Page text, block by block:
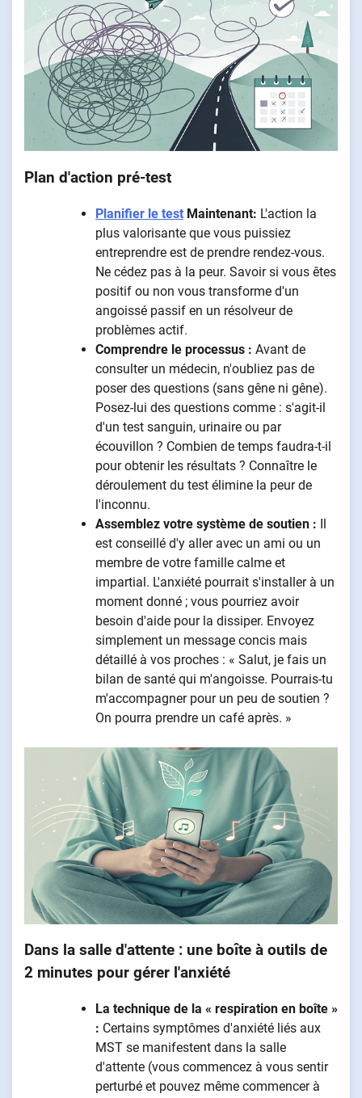
Plan d'action pré-test
Planifier le test Maintenant: L'action la
plus valorisante que vous puissiez
entreprendre est de prendre rendez-vous.
Ne cédez pas à la peur. Savoir si vous êtes
positif ou non vous transforme d'un
angoissé passif en un résolveur de
problèmes actif.
Comprendre le processus : Avant de
consulter un médecin, n'oubliez pas de
poser des questions (sans gêne ni gêne).
Posez-lui des questions comme : s'agit-il
d'un test sanguin, urinaire ou par
écouvillon ? Combien de temps faudra-t-il
pour obtenir les résultats ? Connaître le
déroulement du test élimine la peur de
l'inconnu.
Assemblez votre système de soutien : Il
est conseillé d'y aller avec un ami ou un
membre de votre famille calme et
impartial. L'anxiété pourrait s'installer à un
moment donné ; vous pourriez avoir
besoin d'aide pour la dissiper. Envoyez
simplement un message concis mais
détaillé à vos proches : « Salut, je fais un
bilan de santé qui m'angoisse. Pourrais-tu
m'accompagner pour un peu de soutien ?
On pourra prendre un café après. »
Dans la salle d'attente : une boîte à outils de
2 minutes pour gérer l'anxiété
La technique de la « respiration en boîte »
: Certains symptômes d'anxiété liés aux
MST se manifestent dans la salle
d'attente (vous commencez à vous sentir
perturbé et pouvez même commencer à